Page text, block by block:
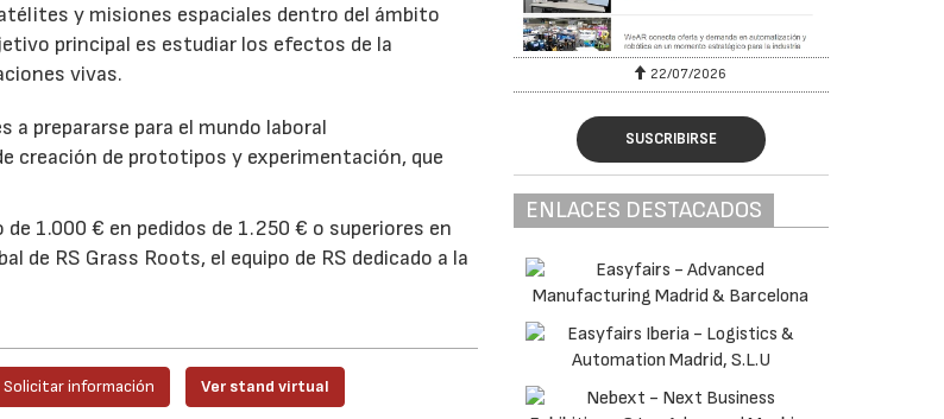
y misiones espaciales dentro del ámbito
principal es estudiar los efectos de la
vivas.
prepararse para el mundo laboral
creación de prototipos y experimentación, que
1.000 € en pedidos de 1.250 € o superiores en
de RS Grass Roots, el equipo de RS dedicado a la
Solicitar información Ver stand virtual
22/07/2026 22/07/2026
SUSCRIBIRSE
ENLACES DESTACADOS